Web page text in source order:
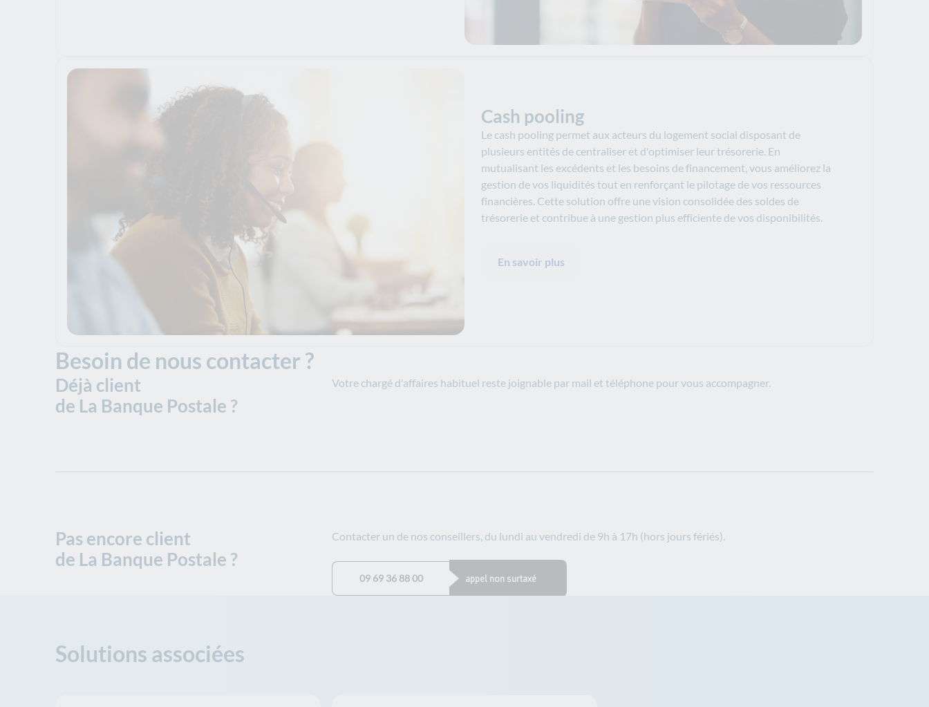
Cash pooling
Le cash pooling permet aux acteurs du logement social disposant de
plusieurs entités de centraliser et d'optimiser leur trésorerie. En
mutualisant les excédents et les besoins de financement, vous améliorez la
gestion de vos liquidités tout en renforçant le pilotage de vos ressources
financières. Cette solution offre une vision consolidée des soldes de
trésorerie et contribue à une gestion plus efficiente de vos disponibilités.
En savoir plus
Besoin de nous contacter ?
Déjà client
de La Banque Postale ?
Votre chargé d'affaires habituel reste joignable par mail et téléphone pour vous accompagner.
Pas encore client
de La Banque Postale ?
Contacter un de nos conseillers, du lundi au vendredi de 9h à 17h (hors jours fériés).
09 69 36 88 00 appel non surtaxé
Solutions associées